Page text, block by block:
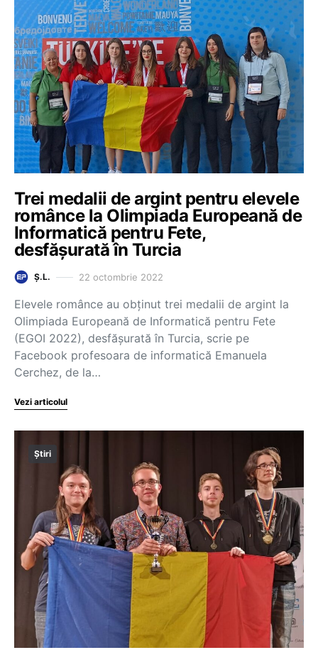
Trei medalii de argint pentru elevele
românce la Olimpiada Europeană de
Informatică pentru Fete,
desfășurată în Turcia
Ș.L. 22 octombrie 2022
Elevele românce au obținut trei medalii de argint la
Olimpiada Europeană de Informatică pentru Fete
(EGOI 2022), desfășurată în Turcia, scrie pe
Facebook profesoara de informatică Emanuela
Cerchez, de la…
Vezi articolul
Știri